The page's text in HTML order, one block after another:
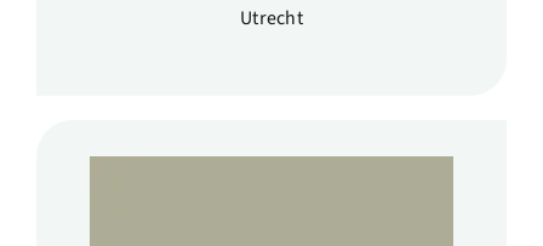
Utrecht